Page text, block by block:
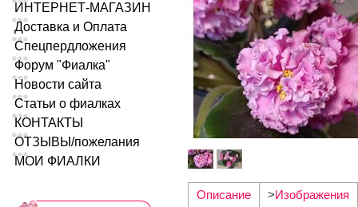
ИНТЕРНЕТ-МАГАЗИН
Доставка и Оплата
Спецпердложения
Форум "Фиалка"
Новости сайта
Статьи о фиалках
КОНТАКТЫ
ОТЗЫВЫ/пожелания
МОИ ФИАЛКИ
Описание >Изображения